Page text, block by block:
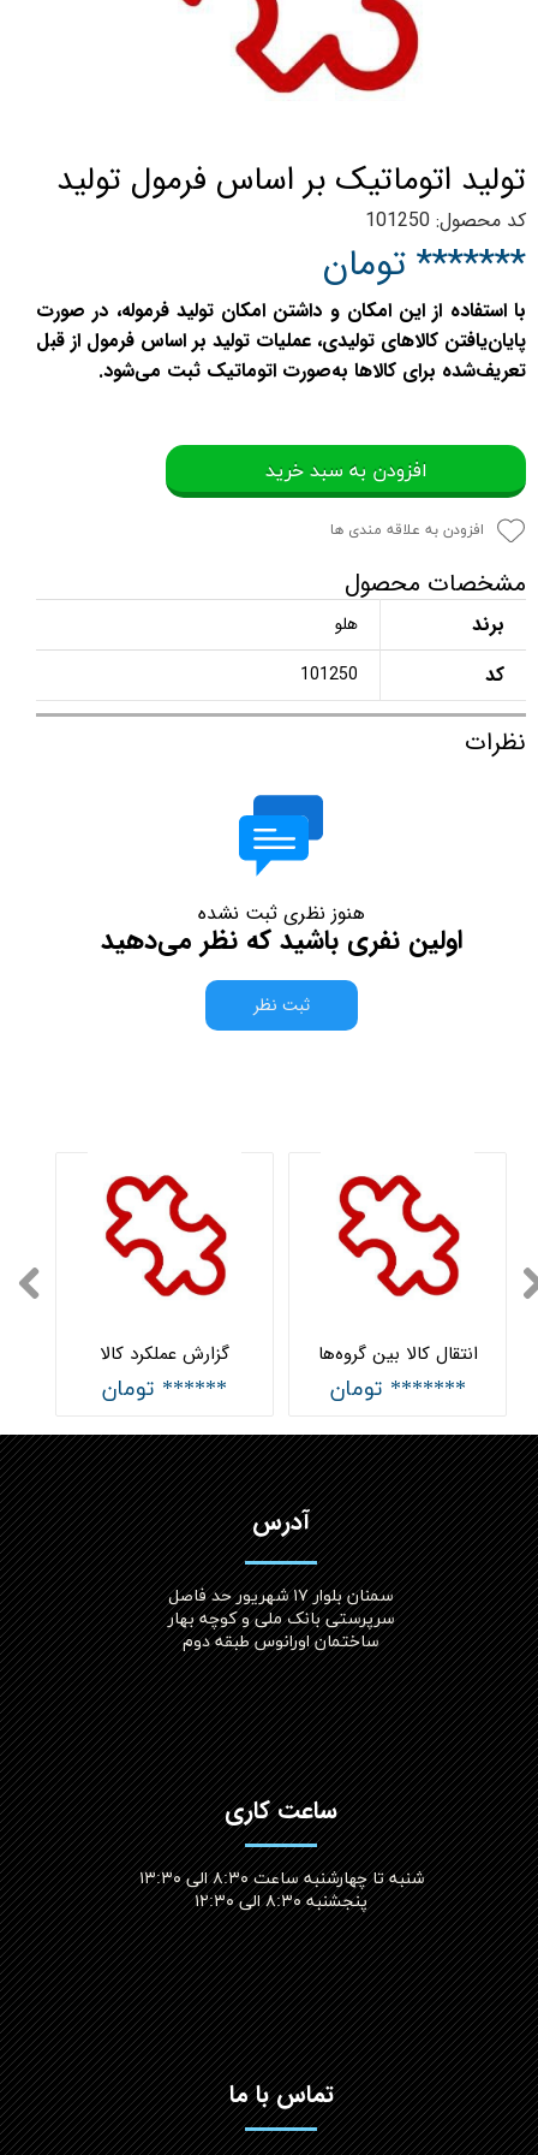
تولید اتوماتیک بر اساس فرمول تولید
کد محصول: 101250
******* تومان
با استفاده از این امکان و داشتن امکان تولید فرموله، در صورت
پایان‌یافتن کالاهای تولیدی، عملیات تولید بر اساس فرمول از قبل
تعریف‌شده برای کالاها به‌صورت اتوماتیک ثبت می‌شود.
افزودن به سبد خرید
افزودن به علاقه مندی ها
مشخصات محصول
برند هلو
کد 101250
نظرات
هنوز نظری ثبت نشده
اولین نفری باشید که نظر می‌دهید
ثبت نظر
گزارش عملکرد کالا
****** تومان
انتقال کالا بین گروه‌ها
******* تومان
آدرس
سمنان بلوار ۱۷ شهریور حد فاصل
سرپرستی بانک ملی و کوچه بهار
ساختمان اورانوس طبقه دوم
ساعت کاری
شنبه تا چهارشنبه ساعت ۸:۳۰ الی ۱۳:۳۰
پنجشنبه ۸:۳۰ الی ۱۲:۳۰​​​​​​​
تماس با ما